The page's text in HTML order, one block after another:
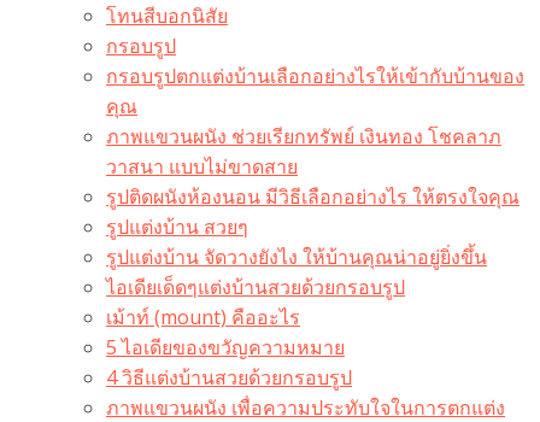
โทนสีบอกนิสัย
กรอบรูป
กรอบรูปตกแต่งบ้านเลือกอย่างไรให้เข้ากับบ้านของ
คุณ
ภาพแขวนผนัง ช่วยเรียกทรัพย์ เงินทอง โชคลาภ
วาสนา แบบไม่ขาดสาย
รูปติดผนังห้องนอน มีวิธีเลือกอย่างไร ให้ตรงใจคุณ
รูปแต่งบ้าน สวยๆ
รูปแต่งบ้าน จัดวางยังไง ให้บ้านคุณน่าอยู่ยิ่งขึ้น
ไอเดียเด็ดๆแต่งบ้านสวยด้วยกรอบรูป
เม้าท์ (mount) คืออะไร​
5 ไอเดียของขวัญความหมาย
4 วิธีแต่งบ้านสวยด้วยกรอบรูป
ภาพแขวนผนัง เพื่อความประทับใจในการตกแต่ง